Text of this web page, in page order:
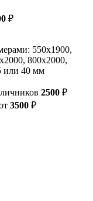
₽
550х1900,
800х2000,
или 40 мм
2500 ₽
3500 ₽